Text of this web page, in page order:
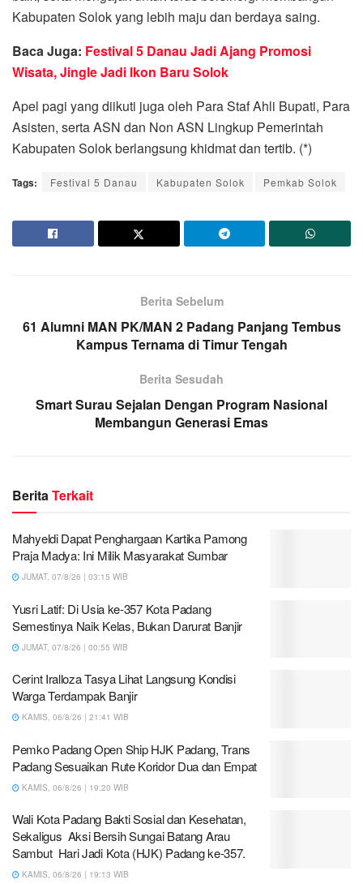
Kabupaten Solok yang lebih maju dan berdaya saing.
Baca Juga: Festival 5 Danau Jadi Ajang Promosi
Wisata, Jingle Jadi Ikon Baru Solok
Apel pagi yang diikuti juga oleh Para Staf Ahli Bupati, Para
Asisten, serta ASN dan Non ASN Lingkup Pemerintah
Kabupaten Solok berlangsung khidmat dan tertib. (*)
Tags: Festival 5 Danau Kabupaten Solok Pemkab Solok
Berita Sebelum
61 Alumni MAN PK/MAN 2 Padang Panjang Tembus
Kampus Ternama di Timur Tengah
Berita Sesudah
Smart Surau Sejalan Dengan Program Nasional
Membangun Generasi Emas
BeritaTerkait
Mahyeldi Dapat Penghargaan Kartika Pamong
Praja Madya: Ini Milik Masyarakat Sumbar
JUMAT, 07/8/26 | 03:15 WIB
Yusri Latif: Di Usia ke-357 Kota Padang
Semestinya Naik Kelas, Bukan Darurat Banjir
JUMAT, 07/8/26 | 00:55 WIB
Cerint Iralloza Tasya Lihat Langsung Kondisi
Warga Terdampak Banjir
KAMIS, 06/8/26 | 21:41 WIB
Pemko Padang Open Ship HJK Padang, Trans
Padang Sesuaikan Rute Koridor Dua dan Empat
KAMIS, 06/8/26 | 19:20 WIB
Wali Kota Padang Bakti Sosial dan Kesehatan,
Sekaligus Aksi Bersih Sungai Batang Arau
Sambut Hari Jadi Kota (HJK) Padang ke-357.
KAMIS, 06/8/26 | 19:13 WIB